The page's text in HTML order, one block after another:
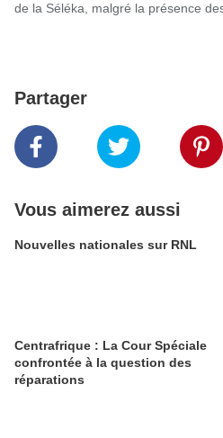
de la Séléka, malgré la présence
Partager
Vous aimerez aussi
Nouvelles nationales sur RNL
Centrafrique : La Cour Spéciale
confrontée à la question des
réparations